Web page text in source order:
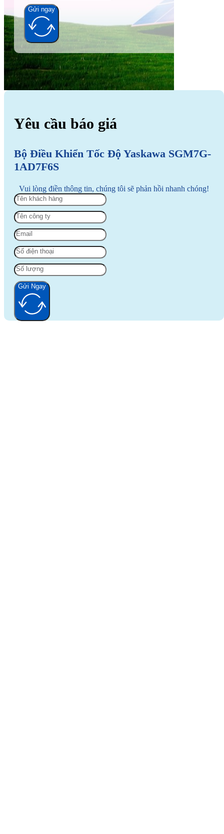
Gửi ngay
Yêu cầu báo giá
Bộ Điều Khiển Tốc Độ Yaskawa SGM7G-
1AD7F6S
Vui lòng điền thông tin, chúng tôi sẽ phản hồi nhanh chóng!
Gửi Ngay